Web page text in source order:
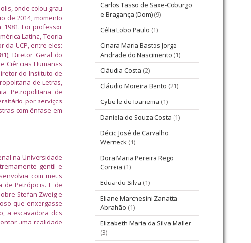
onde colou grau
de 2014, momento
Foi professor
Latina, Teoria
da UCP, entre eles:
Diretor Geral do
Ciências Humanas
do Instituto de
de Letras,
Petropolitana de
por serviços
com ênfase em
na Universidade
gentil e
com meus
de Petrópolis. E de
Stefan Zweig e
que enxergasse
a escavadora dos
uma realidade
Carlos Tasso de Saxe-Coburgo
e Bragança (Dom) (9)
Célia Lobo Paulo (1)
Cinara Maria Bastos Jorge
Andrade do Nascimento (1)
Cláudia Costa (2)
Cláudio Moreira Bento (21)
Cybelle de Ipanema (1)
Daniela de Souza Costa (1)
Décio José de Carvalho
Werneck (1)
Dora Maria Pereira Rego
Correia (1)
Eduardo Silva (1)
Eliane Marchesini Zanatta
Abrahão (1)
Elizabeth Maria da Silva Maller
(3)